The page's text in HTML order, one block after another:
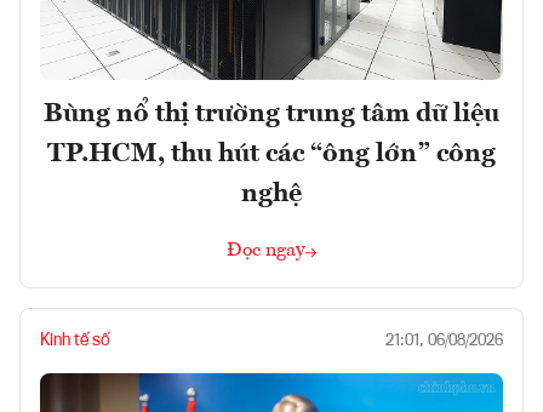
Bùng nổ thị trường trung tâm dữ liệu
TP.HCM, thu hút các “ông lớn” công
nghệ
Đọc ngay
Kinh tế số 21:01, 06/08/2026